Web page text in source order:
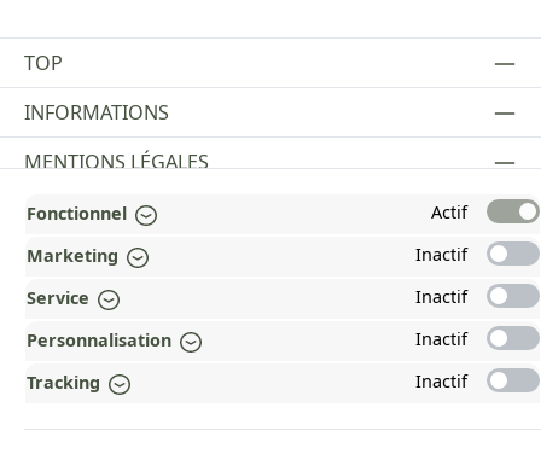
TOP
INFORMATIONS
MENTIONS LÉGALES
PAYMENT AND SHIPPING METHODS
RÉCOMPENSÉ ET CERTIFIÉ !
POURQUOI HEAD&NATURE ?
OUR COMMUNITIES
Fonctionnel
Actif
Marketing
Inactif
Service
Inactif
Personnalisation
Inactif
Tracking
Inactif